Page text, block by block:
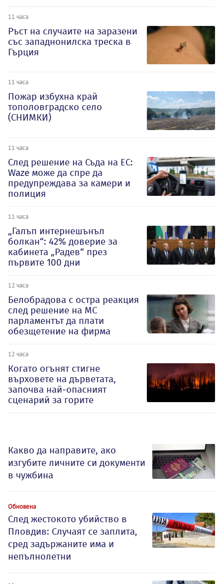
11 часа
Ръст на случаите на заразени
със западнонилска треска в
Гърция
11 часа
Пожар избухна край
тополовградско село
(СНИМКИ)
11 часа
След решение на Съда на ЕС:
Waze може да спре да
предупреждава за камери и
полиция
11 часа
„Галъп интернешънъл
болкан“: 42% доверие за
кабинета „Радев“ през
първите 100 дни
12 часа
Белобрадова с остра реакция
след решение на МС
парламентът да плати
обезщетение на фирма
12 часа
Когато огънят стигне
върховете на дърветата,
започва най-опасният
сценарий за горите
Какво да направите, ако
изгубите личните си документи
в чужбина
Обновена
След жестокото убийство в
Пловдив: Случаят се заплита,
сред задържаните има и
непълнолетни